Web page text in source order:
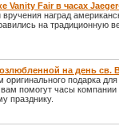
Vanity Fair в часах
наград
на традиционную
на день св.
подарка для
помогут часы
празднику.